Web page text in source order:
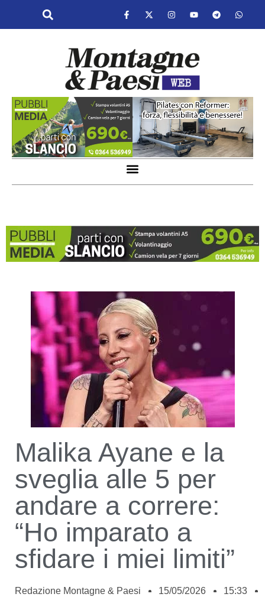
Malika Ayane e la
sveglia alle 5 per
andare a correre:
“Ho imparato a
sfidare i miei limiti”
Redazione Montagne & Paesi 15/05/2026
15:33